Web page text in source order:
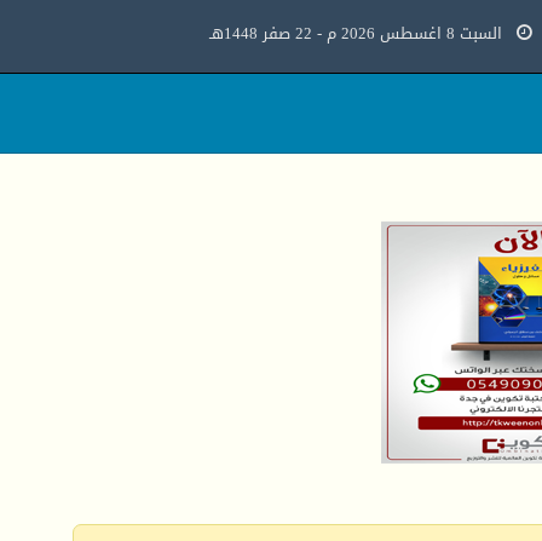
السبت 8 اغسطس 2026 م - 22 صفر 1448هـ